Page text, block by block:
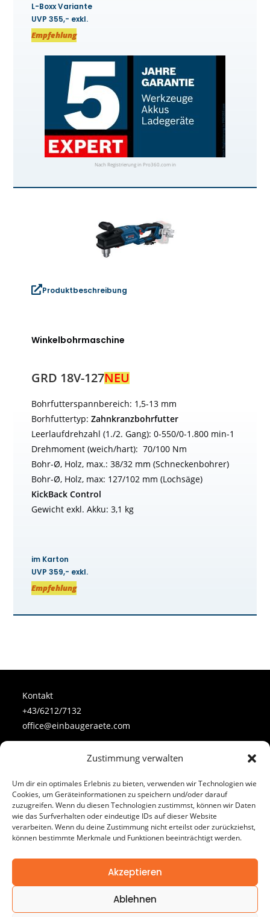
Zustimmung verwalten
Um dir ein optimales Erlebnis zu bieten, verwenden wir Technologien wie
Cookies, um Geräteinformationen zu speichern und/oder darauf
zuzugreifen. Wenn du diesen Technologien zustimmst, können wir Daten
wie das Surfverhalten oder eindeutige IDs auf dieser Website
verarbeiten. Wenn du deine Zustimmung nicht erteilst oder zurückziehst,
können bestimmte Merkmale und Funktionen beeinträchtigt werden.
Akzeptieren
Ablehnen
L-Boxx Variante
UVP 355,- exkl.
Empfehlung
Nach Registrierung in Pro360.com in
Produktbeschreibung
Winkelbohrmaschine
GRD 18V-127NEU
Bohrfutterspannbereich: 1,5-13 mm
Borhfuttertyp:Zahnkranzbohrfutter
Leerlaufdrehzahl (1./2. Gang): 0-550/0-1.800 min-1
Drehmoment (weich/hart): 70/100 Nm
Bohr-Ø, Holz, max.: 38/32 mm (Schneckenbohrer)
Bohr-Ø, Holz, max: 127/102 mm (Lochsäge)
KickBack Control
Gewicht exkl. Akku: 3,1 kg
im Karton
UVP 359,- exkl.
Empfehlung
Kontakt
+43/6212/7132
office@einbaugeraete.com
Datenschutz